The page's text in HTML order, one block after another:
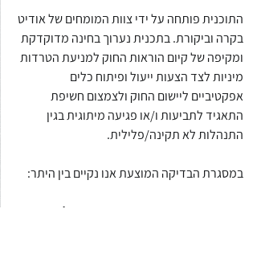
התוכנית פותחה על ידי צוות המומחים של אודיט
בקרה וביקורת. בתכנית נערוך בחינה מדוקדקת
ומקיפה של קיום הוראות החוק למניעת הטרדות
מיניות לצד הצעות ייעול ופיתוח כלים
אפקטיביים ליישום החוק ולצמצום חשיפת
התאגיד לתביעות ו/או פגיעה מיתוגית בגין
התנהלות לא תקינה/פלילית.
במסגרת הבדיקה המוצעת אנו נקיים בין היתר:
בחינת המצב הקיים בתאגיד, בכל הקשור